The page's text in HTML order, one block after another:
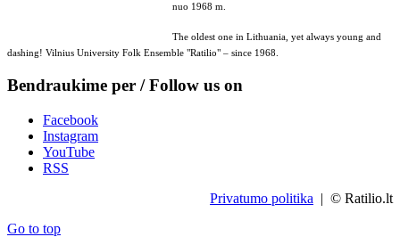
nuo 1968 m.
The oldest one in Lithuania, yet always young and
dashing! Vilnius University Folk Ensemble "Ratilio" – since 1968.
Bendraukime per / Follow us on
Facebook
Instagram
YouTube
RSS
Privatumo politika | © Ratilio.lt
Go to top